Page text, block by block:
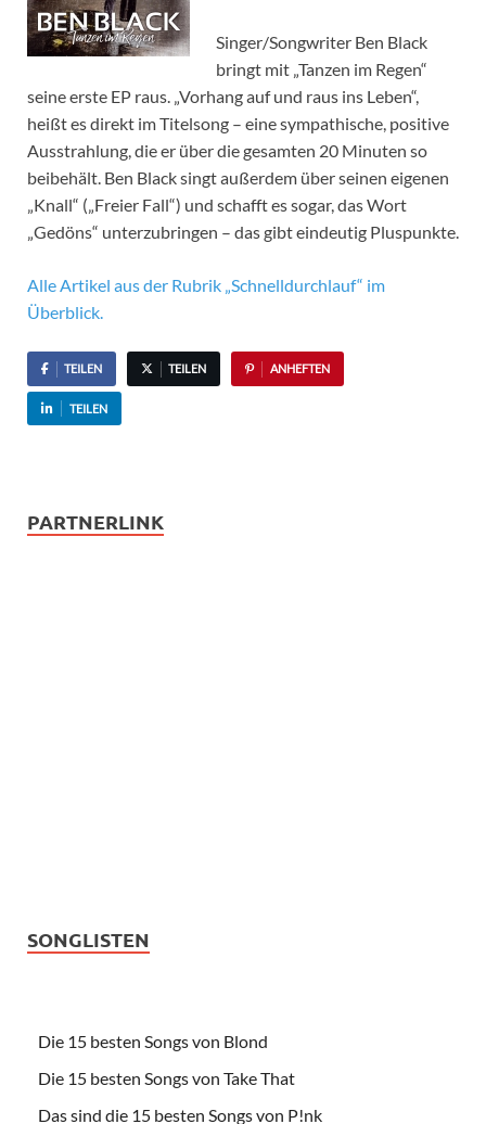
Singer/Songwriter Ben Black
bringt mit „Tanzen im Regen“
seine erste EP raus. „Vorhang auf und raus ins Leben“,
heißt es direkt im Titelsong – eine sympathische, positive
Ausstrahlung, die er über die gesamten 20 Minuten so
beibehält. Ben Black singt außerdem über seinen eigenen
„Knall“ („Freier Fall“) und schafft es sogar, das Wort
„Gedöns“ unterzubringen – das gibt eindeutig Pluspunkte.
Alle Artikel aus der Rubrik „Schnelldurchlauf“ im
Überblick.
TEILEN TEILEN ANHEFTEN
TEILEN
PARTNERLINK
SONGLISTEN
Die 15 besten Songs von Blond
Die 15 besten Songs von Take That
Das sind die 15 besten Songs von P!nk